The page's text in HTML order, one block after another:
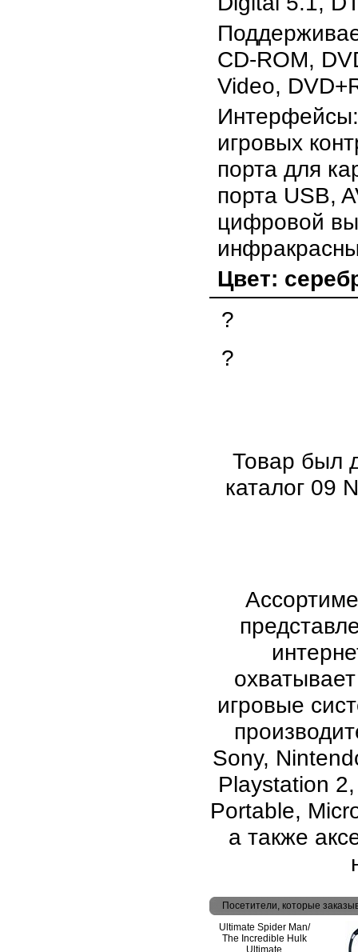
CD-ROM,
Video,
игровых
порта для
порта USB,
цифровой
Цвет:
?
?
Товар был
каталог 09
игровые
Sony,
Playstation
Portable,
а также
Посетители, которые
Ultimate Spider Man/
The Incredible Hulk
Ultimate